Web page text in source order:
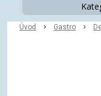
Úvod Gastro